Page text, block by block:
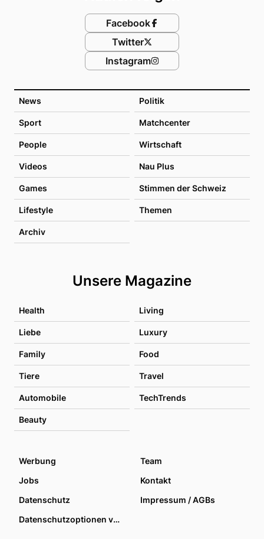
News Politik
Sport Matchcenter
People Wirtschaft
Videos Nau Plus
Games Stimmen der Schweiz
Lifestyle Themen
Archiv
Unsere Magazine
Health Living
Liebe Luxury
Family Food
Tiere Travel
Automobile TechTrends
Beauty
Facebook
Twitter
Instagram
Werbung
Team
Jobs
Kontakt
Datenschutz
Impressum / AGBs
Datenschutzoptionen verwalten